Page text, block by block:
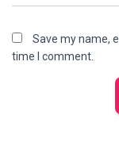
Save my name,
time I comment.